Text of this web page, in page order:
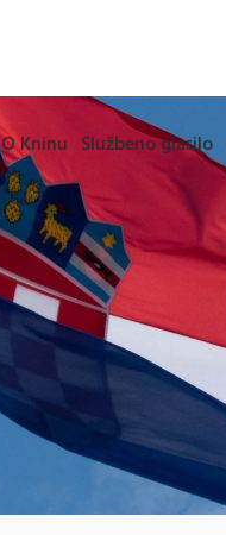
O Kninu Službeno glasilo